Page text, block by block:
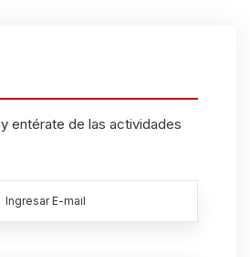
entérate de las actividades